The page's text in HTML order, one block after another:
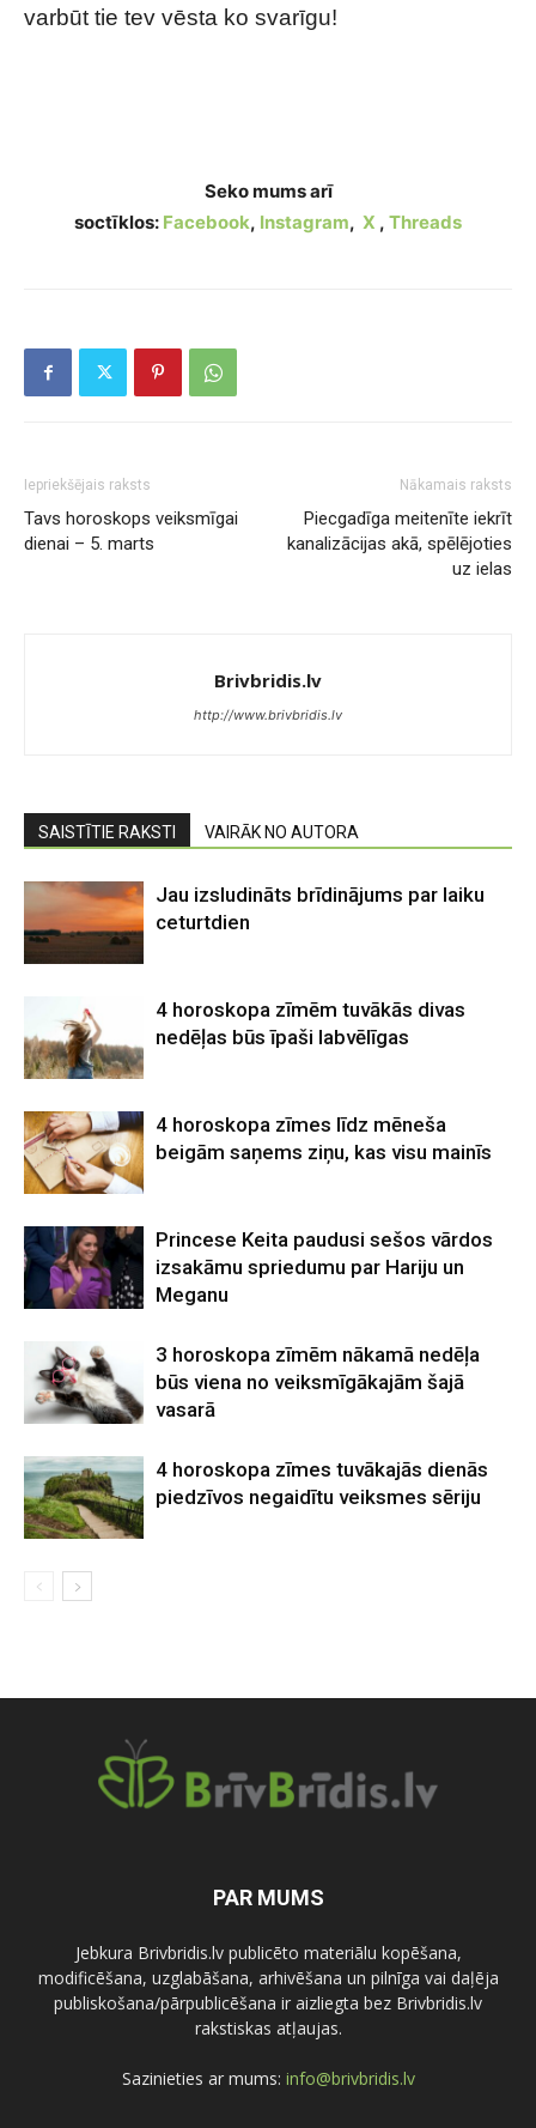
varbūt tie tev vēsta ko svarīgu!
Seko mums arī
soctīklos: Facebook, Instagram, X , Threads
Iepriekšējais raksts
Tavs horoskops veiksmīgai
dienai – 5. marts
Nākamais raksts
Piecgadīga meitenīte iekrīt
kanalizācijas akā, spēlējoties
uz ielas
Brivbridis.lv
http://www.brivbridis.lv
SAISTĪTIE RAKSTI VAIRĀK NO AUTORA
Jau izsludināts brīdinājums par laiku
ceturtdien
4 horoskopa zīmēm tuvākās divas
nedēļas būs īpaši labvēlīgas
4 horoskopa zīmes līdz mēneša
beigām saņems ziņu, kas visu mainīs
Princese Keita paudusi sešos vārdos
izsakāmu spriedumu par Hariju un
Meganu
3 horoskopa zīmēm nākamā nedēļa
būs viena no veiksmīgākajām šajā
vasarā
4 horoskopa zīmes tuvākajās dienās
piedzīvos negaidītu veiksmes sēriju
PAR MUMS
Jebkura Brivbridis.lv publicēto materiālu kopēšana,
modificēšana, uzglabāšana, arhivēšana un pilnīga vai daļēja
publiskošana/pārpublicēšana ir aizliegta bez Brivbridis.lv
rakstiskas atļaujas.
Sazinieties ar mums: info@brivbridis.lv